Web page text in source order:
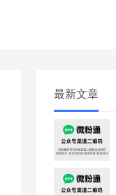
最新文章